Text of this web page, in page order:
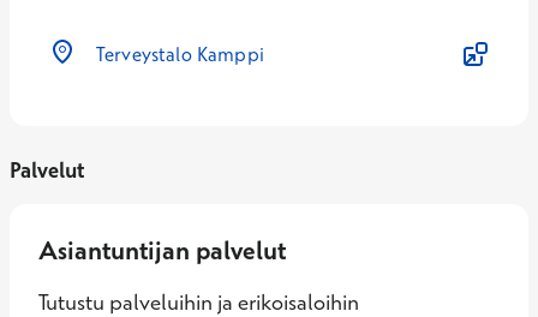
Terveystalo Kamppi
Palvelut
Asiantuntijan palvelut
Tutustu palveluihin ja erikoisaloihin